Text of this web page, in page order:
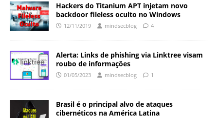
Hackers do Titanium APT injetam novo
backdoor fileless oculto no Windows
12/11/2019 mindsecblog 4
Alerta: Links de phishing via Linktree visam
roubo de informações
01/05/2023 mindsecblog 1
Brasil é o principal alvo de ataques
cibernéticos na América Latina